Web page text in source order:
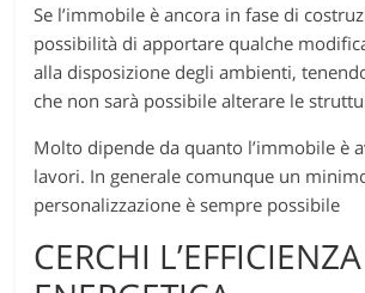
Se l’immobile è ancora in fase di
possibilità di apportare qualche
alla disposizione degli ambienti,
che non sarà possibile alterare le
Molto dipende da quanto l’immobile è
lavori. In generale comunque un
personalizzazione è sempre possibile
CERCHI L’EFFICIENZA